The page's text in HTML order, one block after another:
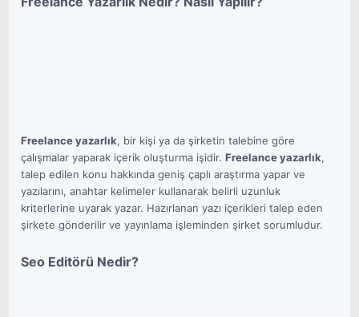
Freelance yazarlık, bir kişi ya da şirketin talebine göre
çalışmalar yaparak içerik oluşturma işidir.Freelance yazarlık,
talep edilen konu hakkında geniş çaplı araştırma yapar ve
yazılarını, anahtar kelimeler kullanarak belirli uzunluk
kriterlerine uyarak yazar. Hazırlanan yazı içerikleri talep eden
şirkete gönderilir ve yayınlama işleminden şirket sorumludur.
Seo Editörü Nedir?